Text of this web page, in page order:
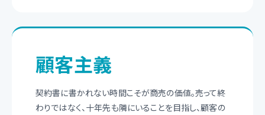
顧客主義
契約書に書かれない時間こそが商売の価値。売って終
わりではなく、十年先も隣にいることを目指し、顧客の